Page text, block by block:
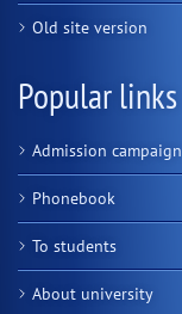
Old site version
Popular links
Admission campaign
Phonebook
To students
About university